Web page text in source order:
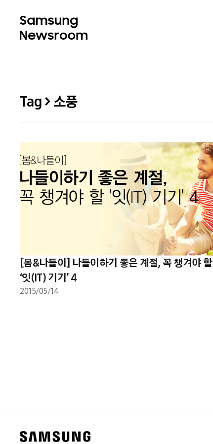
Tag > 소풍
[봄&나들이] 나들이하기 좋은 계절, 꼭 챙겨야 할
‘잇(IT) 기기’ 4
2015/05/14